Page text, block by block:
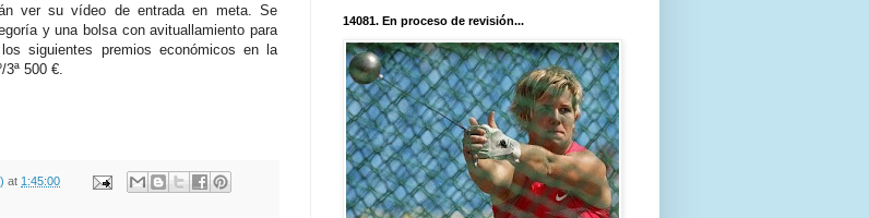
ver su vídeo de entrada en meta. Se
y una bolsa con avituallamiento para
siguientes premios económicos en la
500 €.
at 1:45:00
14081. En proceso de revisión...